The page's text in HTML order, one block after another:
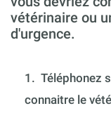
vétérinaire ou
d'urgence.
1. Téléphonez
connaitre le